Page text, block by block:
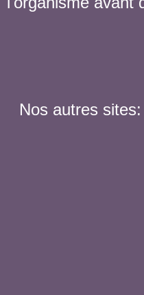
Nos autres sites: